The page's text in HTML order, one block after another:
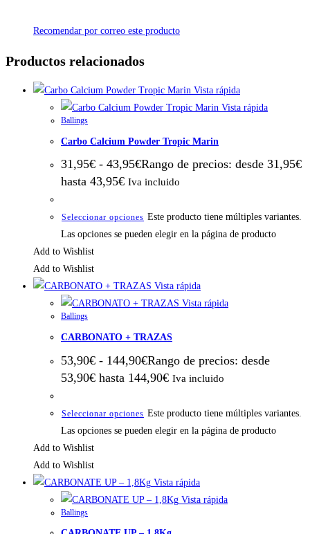
Recomendar por correo este producto
Productos relacionados
Vista rápida
Vista rápida
Ballings
Carbo Calcium Powder Tropic Marin
31,95€ - 43,95€Rango de precios: desde 31,95€
hasta 43,95€ Iva incluido
Seleccionar opciones Este producto tiene múltiples variantes.
Las opciones se pueden elegir en la página de producto
Add to Wishlist
Add to Wishlist
Vista rápida
Vista rápida
Ballings
CARBONATO + TRAZAS
53,90€ - 144,90€Rango de precios: desde
53,90€ hasta 144,90€ Iva incluido
Seleccionar opciones Este producto tiene múltiples variantes.
Las opciones se pueden elegir en la página de producto
Add to Wishlist
Add to Wishlist
Vista rápida
Vista rápida
Ballings